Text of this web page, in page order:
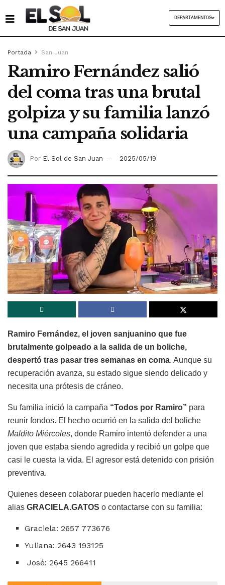
DEPARTAMENTOS
Portada San Juan
Ramiro Fernández salió
del coma tras una brutal
golpiza y su familia lanzó
una campaña solidaria
Por El Sol de San Juan 2025/05/19
Ramiro Fernández, el joven sanjuanino que fue
brutalmente golpeado a la salida de un boliche,
despertó tras pasar tres semanas en coma. Aunque su
recuperación avanza, su estado sigue siendo delicado y
necesita una prótesis de cráneo.
Su familia inició la campaña “Todos por Ramiro” para
reunir fondos. El hecho ocurrió en la salida del boliche
Maldito Miércoles, donde Ramiro intentó defender a una
joven que estaba siendo agredida y recibió un golpe que
casi le cuesta la vida. El agresor está detenido con prisión
preventiva.
Quienes deseen colaborar pueden hacerlo mediante el
alias GRACIELA.GATOS o contactarse con su familia:
Graciela: 2657 773676
Yuliana: 2643 193125
José: 2645 266411